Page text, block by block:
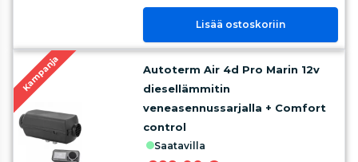
Lisää ostoskoriin
Kampanja
Autoterm Air 4d Pro Marin 12v
diesellämmitin
veneasennussarjalla + Comfort
control
saatavilla